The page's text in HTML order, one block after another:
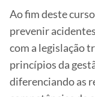
Ao fim deste
prevenir
com a legislação
princípios da
diferenciando as